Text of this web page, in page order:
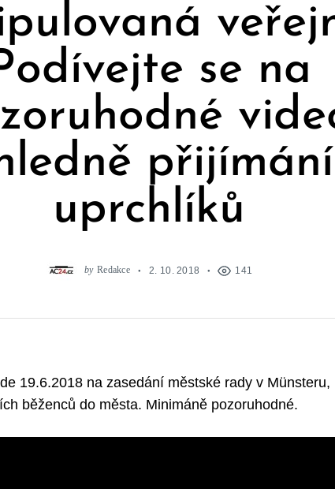
se na
přijímání
uprchlíků
by Redakce 2. 10. 2018 141
19.6.2018 na zasedání městské rady v Münsteru,
běženců do města. Minimáně pozoruhodné.